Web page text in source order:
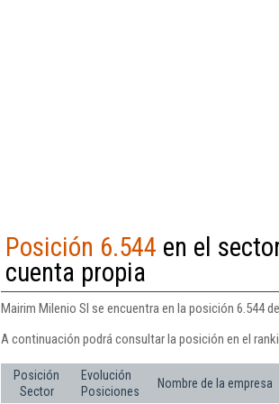
Posición 6.544 en el
cuenta propia
Mairim Milenio Sl se encuentra en la posición 6.544
A continuación podrá consultar la posición en el
Posición
Sector
Evolución
Posiciones
Nombre de la empresa